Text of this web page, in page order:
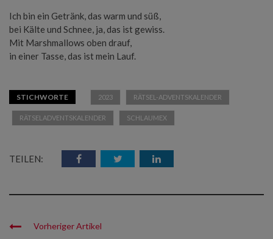
Ich bin ein Getränk, das warm und süß,
bei Kälte und Schnee, ja, das ist gewiss.
Mit Marshmallows oben drauf,
in einer Tasse, das ist mein Lauf.
STICHWORTE 2023 RÄTSEL-ADVENTSKALENDER
RÄTSELADVENTSKALENDER SCHLAUMEX
TEILEN:
Vorheriger Artikel